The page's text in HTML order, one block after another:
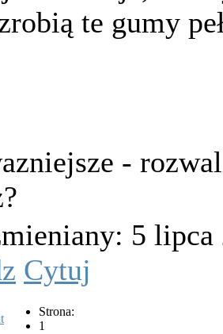
te gumy
-
5 lipca
Cytuj
Strona:
1